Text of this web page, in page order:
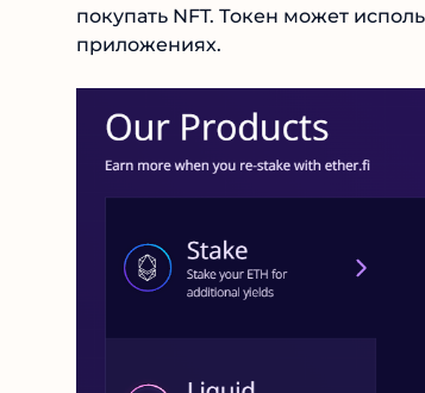
покупать NFT. Токен может
приложениях.